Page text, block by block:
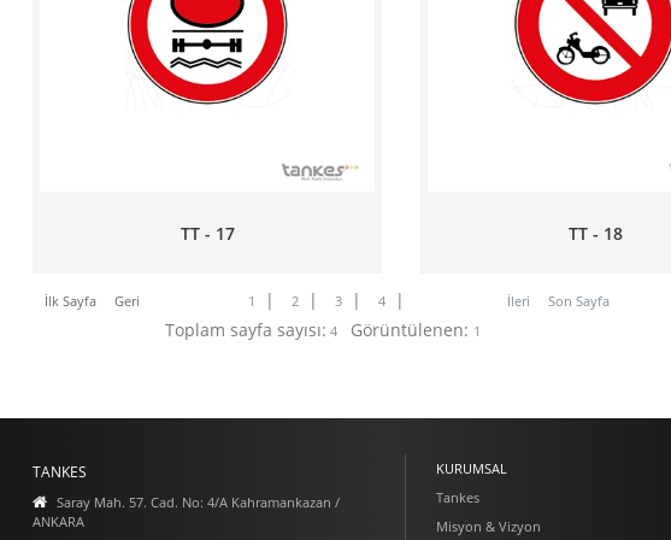
TT - 17 TT - 18
İlk Sayfa Geri 1 | 2 | 3 | 4 | İleri Son Sayfa
Toplam sayfa sayısı: 4 Görüntülenen: 1
TANKES
Saray Mah. 57. Cad. No: 4/A Kahramankazan /
ANKARA
KURUMSAL
Tankes
Misyon & Vizyon